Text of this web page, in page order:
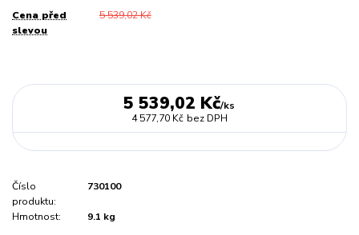
Cena před
slevou
5 539,02 Kč
5 539,02 Kč/ks
4 577,70 Kč bez DPH
Číslo
produktu:
730100
Hmotnost: 9.1 kg